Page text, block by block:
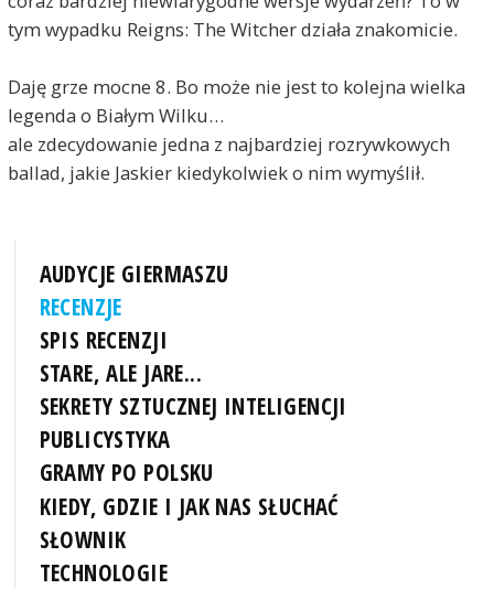
tym wypadku Reigns: The Witcher działa znakomicie.
Daję grze mocne 8. Bo może nie jest to kolejna wielka
legenda o Białym Wilku…
ale zdecydowanie jedna z najbardziej rozrywkowych
ballad, jakie Jaskier kiedykolwiek o nim wymyślił.
AUDYCJE GIERMASZU
RECENZJE
SPIS RECENZJI
STARE, ALE JARE...
SEKRETY SZTUCZNEJ INTELIGENCJI
PUBLICYSTYKA
GRAMY PO POLSKU
KIEDY, GDZIE I JAK NAS SŁUCHAĆ
SŁOWNIK
TECHNOLOGIE